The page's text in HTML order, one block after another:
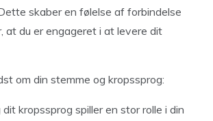
skaber en følelse af forbindelse
at du er engageret i at levere dit
om din stemme og kropssprog:
kropssprog spiller en stor rolle i din